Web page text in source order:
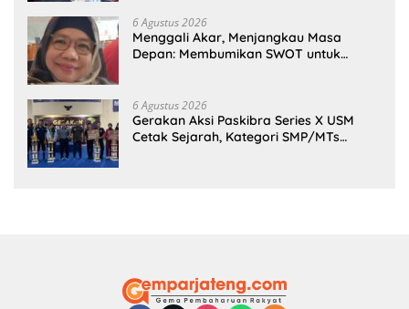
6 Agustus 2026
Menggali Akar, Menjangkau Masa
Depan: Membumikan SWOT untuk
6 Agustus 2026
Gerakan Aksi Paskibra Series X USM
Cetak Sejarah, Kategori SMP/MTs